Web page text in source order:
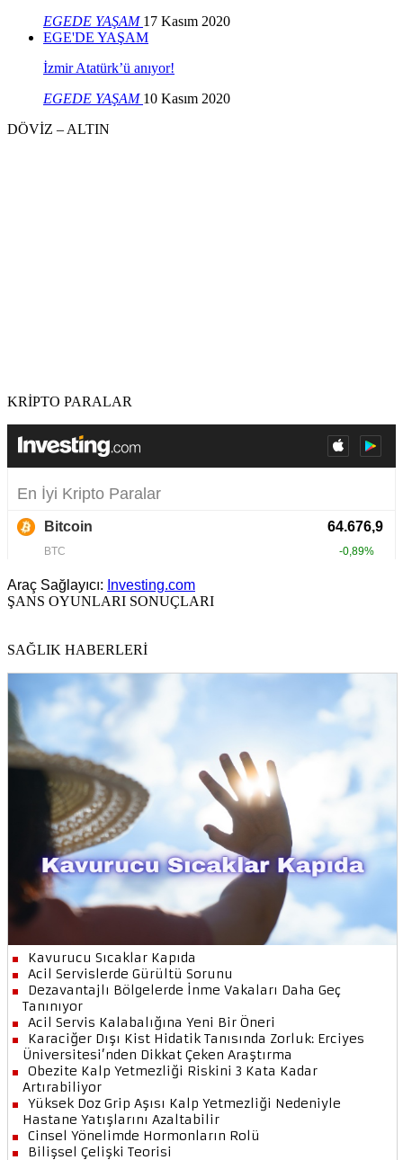
EGEDE YAŞAM 17 Kasım 2020
EGE'DE YAŞAM
İzmir Atatürk’ü anıyor!
EGEDE YAŞAM 10 Kasım 2020
DÖVİZ – ALTIN
KRİPTO PARALAR
Araç Sağlayıcı: Investing.com
ŞANS OYUNLARI SONUÇLARI
SAĞLIK HABERLERİ